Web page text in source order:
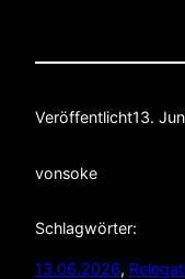
Veröffentlicht13.
vonsoke
Schlagwörter:
13.06.2026,